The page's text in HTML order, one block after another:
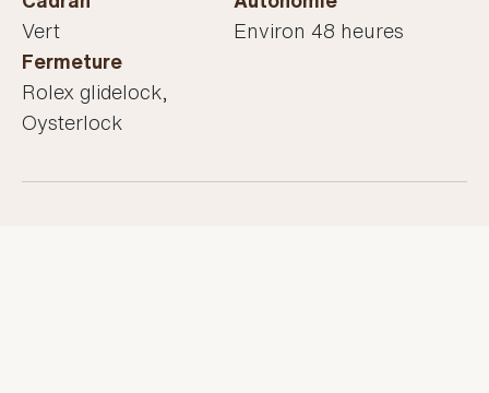
Vert
Environ 48 heures
Fermeture
Rolex glidelock,
Oysterlock